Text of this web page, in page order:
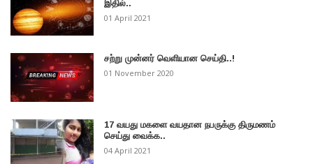
இதில்..
01 April 2021
சற்று முன்னர் வெளியான செய்தி..!
01 November 2020
17 வயது மகளை வயதான நபருக்கு திருமணம்
செய்து வைக்க..
04 April 2021